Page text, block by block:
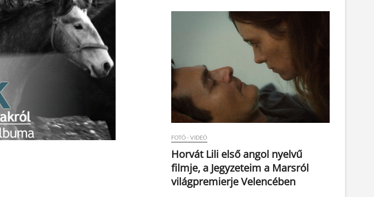
FOTÓ - VIDEÓ
Horvát Lili első angol nyelvű
filmje, a Jegyzeteim a Marsról
világpremierje Velencében